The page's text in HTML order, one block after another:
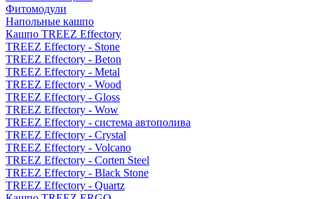
Фитомодули
Напольные кашпо
Кашпо TREEZ Effectory
TREEZ Effectory - Stone
TREEZ Effectory - Beton
TREEZ Effectory - Metal
TREEZ Effectory - Wood
TREEZ Effectory - Gloss
TREEZ Effectory - Wow
TREEZ Effectory - система автополива
TREEZ Effectory - Crystal
TREEZ Effectory - Volcano
TREEZ Effectory - Corten Steel
TREEZ Effectory - Black Stone
TREEZ Effectory - Quartz